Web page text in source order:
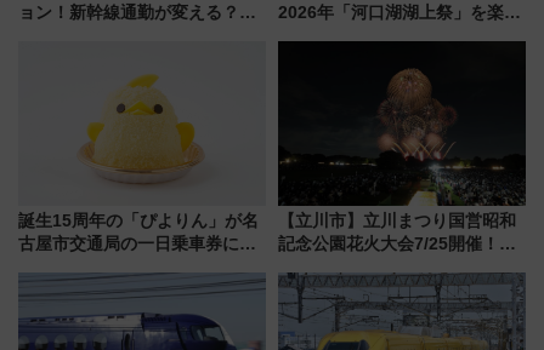
ョン！新幹線通勤が変える？
2026年「河口湖湖上祭」を楽し
誕生15周年の「ぴよりん」が名
古屋市交通局の一日乗車券に！
定1万5000枚】
【立川市】立川まつり国営昭和
記念公園花火大会7/25開催！
混雑に要注意、その理由は